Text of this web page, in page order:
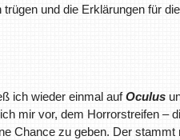
und die Erklärungen für
ich wieder einmal aufOculus
mir vor, dem Horrorstreifen –
Chance zu geben. Der